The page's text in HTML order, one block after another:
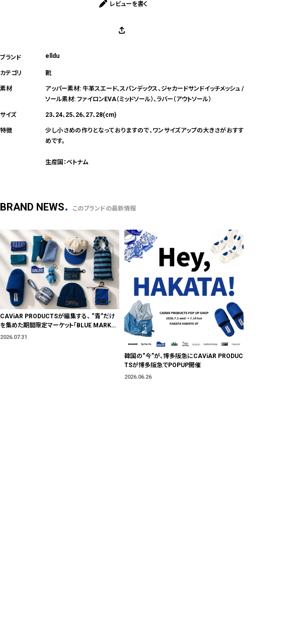
レビューを書く
elldu
靴
アッパー素材: 牛革スエード、スパンデックス、ジャカードサンドイッチメッシュ /
ソール素材: ファイロンEVA（ミッドソール）、ラバー（アウトソール）
23、24、25、26、27、28(cm)
少し小さめの作りとなっておりますので、ワンサイズアップの大きさがおすす
めです。
生産国：ベトナム
BRAND NEWS このブランドの最新情報
CAViAR PRODUCTSが編集する、 “青”だけ
を集めた期間限定マーケット「BLUE MARKE
T」が横浜に。ブランドではなく、"色"から出会
2026.07.31
韓国の“今”が、博多阪急にCAViAR PRODUC
TSが博多阪急でPOPUP開催
2026.06.26